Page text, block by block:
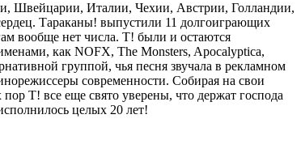
Швейцарии, Италии, Чехии, Австрии, Голландии,
Тараканы! выпустили 11 долгоиграющих
вообще нет числа. Т! были и остаются
как NOFX, The Monsters, Apocalyptica,
группой, чья песня звучала в рекламном
современности. Собирая на свои
Т! все еще свято уверены, что держат господа
целых 20 лет!